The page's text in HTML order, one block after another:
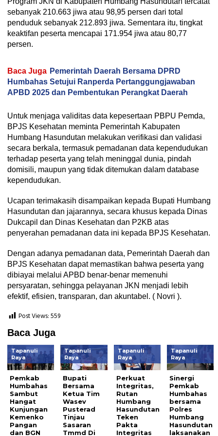
sebanyak 210.663 jiwa atau 98,95 persen dari total
penduduk sebanyak 212.893 jiwa. Sementara itu, tingkat
keaktifan peserta mencapai 171.954 jiwa atau 80,77
persen.
Baca Juga Pemerintah Daerah Bersama DPRD
Humbahas Setujui Ranperda Pertanggungjawaban
APBD 2025 dan Pembentukan Perangkat Daerah
Untuk menjaga validitas data kepesertaan PBPU Pemda,
BPJS Kesehatan meminta Pemerintah Kabupaten
Humbang Hasundutan melakukan verifikasi dan validasi
secara berkala, termasuk pemadanan data kependudukan
terhadap peserta yang telah meninggal dunia, pindah
domisili, maupun yang tidak ditemukan dalam database
kependudukan.
Ucapan terimakasih disampaikan kepada Bupati Humbang
Hasundutan dan jajarannya, secara khusus kepada Dinas
Dukcapil dan Dinas Kesehatan dan P2KB atas
penyerahan pemadanan data ini kepada BPJS Kesehatan.
Dengan adanya pemadanan data, Pemerintah Daerah dan
BPJS Kesehatan dapat memastikan bahwa peserta yang
dibiayai melalui APBD benar-benar memenuhi
persyaratan, sehingga pelayanan JKN menjadi lebih
efektif, efisien, transparan, dan akuntabel. ( Novri ).
Post Views:559
Baca Juga
Tapanuli
Raya
Pemkab
Humbahas
Sambut
Hangat
Kunjungan
Kemenko
Pangan
dan BGN
Tapanuli
Raya
Bupati
Bersama
Ketua Tim
Wasev
Pusterad
Tinjau
Sasaran
Tmmd Di
Tapanuli
Raya
Perkuat
Integritas,
Rutan
Humbang
Hasundutan
Teken
Pakta
Integritas
Tapanuli
Raya
Sinergi
Pemkab
Humbahas
bersama
Polres
Humbang
Hasundutan
laksanakan